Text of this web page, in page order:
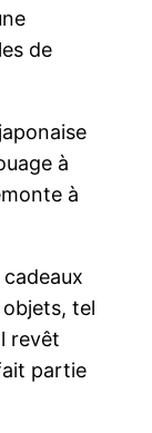
de
à
à
cadeaux
tel
revêt
partie